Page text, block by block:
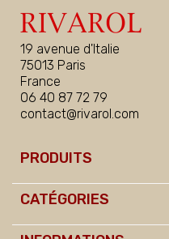
19 avenue d'Italie
75013 Paris
France
06 40 87 72 79
contact@rivarol.com
PRODUITS
CATÉGORIES